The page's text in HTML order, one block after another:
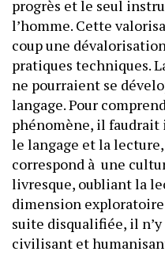
progrès et le seul
l’homme. Cette
coup une
pratiques techniques.
ne pourraient se
langage. Pour
phénomène, il faudrait
le langage et la
correspond à une
livresque, oubliant la
dimension
suite disqualifiée, il
civilisant et